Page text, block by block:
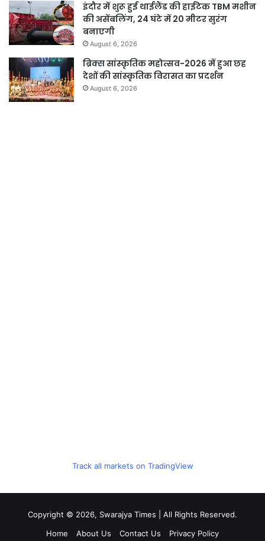
इंदौर में शुरू हुई थाईलैंड की हाईटेक TBM मशीन
की असेंबलिंग, 24 घंटे में 20 मीटर सुरंग
बनाएगी
August 6, 2026
ब्रिक्स सांस्कृतिक महोत्सव-2026 में हुआ छह
देशों की सांस्कृतिक विरासत का प्रदर्शन
August 6, 2026
Track all markets on TradingView
Copyright © 2026, Swarajya Times | All Rights Reserved.
Home
About Us Contact Us Privacy Policy